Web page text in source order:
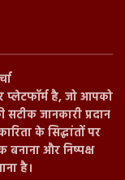
प्लेटफॉर्म है, जो आपको
जानकारी प्रदान
के सिद्धांतों पर
बनाना और निष्पक्ष
है।